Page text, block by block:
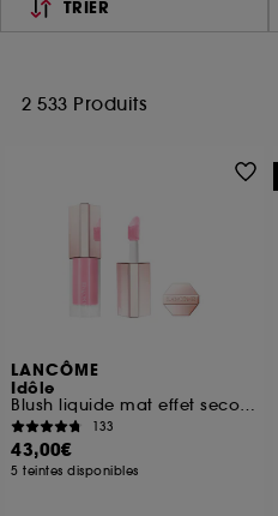
TRIER
2 533 Produits
LANCÔME
Idôle
Blush liquide mat effet seconde peau
133
43,00€
5 teintes disponibles